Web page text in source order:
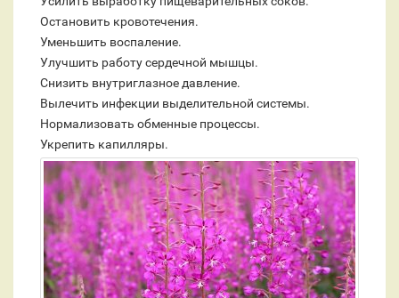
Остановить кровотечения.
Уменьшить воспаление.
Улучшить работу сердечной мышцы.
Снизить внутриглазное давление.
Вылечить инфекции выделительной системы.
Нормализовать обменные процессы.
Укрепить капилляры.